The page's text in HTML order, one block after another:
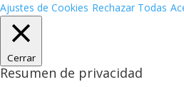
Ajustes de Cookies Rechazar Todas
Cerrar
Resumen de privacidad